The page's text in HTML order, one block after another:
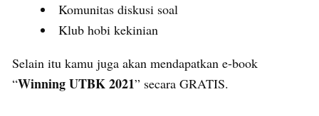
Komunitas diskusi soal
Klub hobi kekinian
Selain itu kamu juga akan mendapatkan e-book
“Winning UTBK 2021” secara GRATIS.